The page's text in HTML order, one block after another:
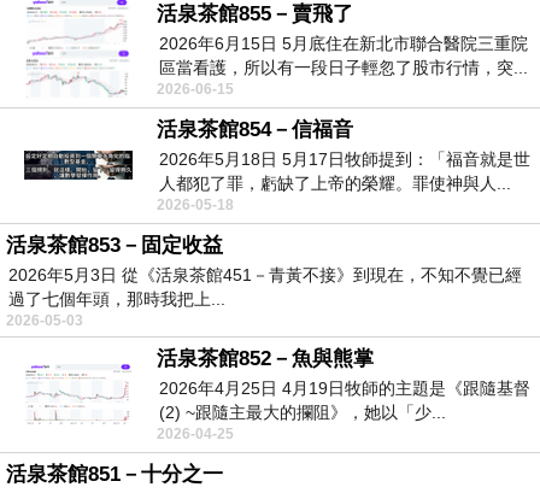
活泉茶館855－賣飛了
2026年6月15日 5月底住在新北市聯合醫院三重院
區當看護，所以有一段日子輕忽了股市行情，突...
2026-06-15
活泉茶館854－信福音
2026年5月18日 5月17日牧師提到：「福音就是世
人都犯了罪，虧缺了上帝的榮耀。罪使神與人...
2026-05-18
活泉茶館853－固定收益
2026年5月3日 從《活泉茶館451－青黃不接》到現在，不知不覺已經
過了七個年頭，那時我把上...
2026-05-03
活泉茶館852－魚與熊掌
2026年4月25日 4月19日牧師的主題是《跟隨基督
(2) ~跟隨主最大的攔阻》，她以「少...
2026-04-25
活泉茶館851－十分之一